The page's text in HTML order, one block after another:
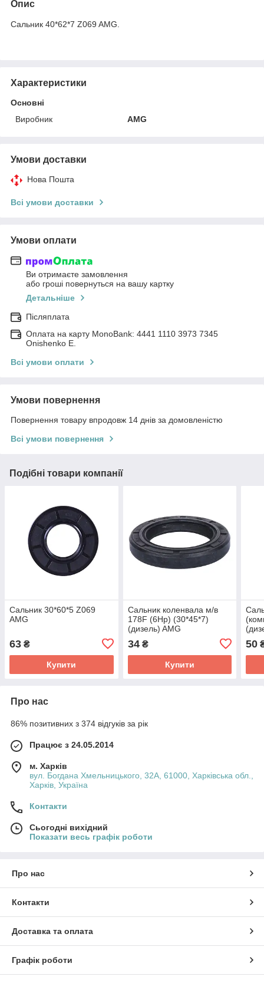
Опис
Сальник 40*62*7 Z069 AMG.
Характеристики
Основні
Виробник
AMG
Умови доставки
Нова Пошта
Всі умови доставки
Умови оплати
Ви отримаєте замовлення
або гроші повернуться на вашу картку
Детальніше
Післяплата
Оплата на карту MonoBank: 4441 1110 3973 7345
Onishenko E.
Всі умови оплати
Умови повернення
Повернення товару впродовж 14 днів за домовленістю
Всі умови повернення
Подібні товари компанії
Сальник 30*60*5 Z069
AMG
63 ₴
Купити
Сальник коленвала м/в
178F (6Hp) (30*45*7)
(дизель) AMG
34₴
Купити
50
Про нас
86% позитивних з 374 відгуків за рік
Працює з 24.05.2014
м. Харків
вул. Богдана Хмельницького, 32А, 61000, Харківська обл.,
Харків, Україна
Контакти
Сьогодні вихідний
Показати весь графік роботи
Про нас
Контакти
Доставка та оплата
Графік роботи